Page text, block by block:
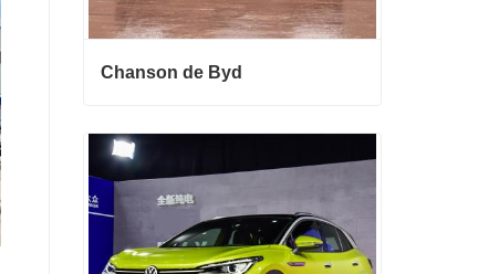
Chanson de Byd
Chanson de Byd
Contact maintenant